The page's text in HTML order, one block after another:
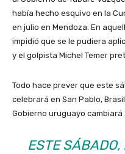
había hecho esquivo en la
en julio en Mendoza. En
impidió que se le pudiera
y el golpista Michel Temer
Todo hace prever que este
celebrará en San Pablo,
Gobierno uruguayo
ESTE SÁBADO,